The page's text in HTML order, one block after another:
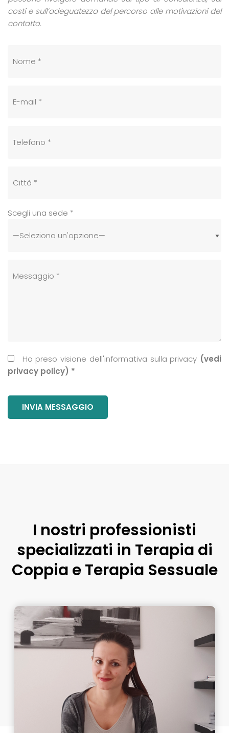
costi e sull’adeguatezza del percorso alle motivazioni del
contatto.
Scegli una sede *
Ho preso visione dell'informativa sulla privacy (vedi
privacy policy) *
I nostri professionisti
specializzati in Terapia di
Coppia e Terapia Sessuale